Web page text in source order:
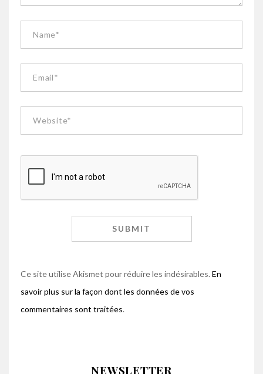
Ce site utilise Akismet pour réduire les indésirables. En
savoir plus sur la façon dont les données de vos
commentaires sont traitées.
NEWSLETTER